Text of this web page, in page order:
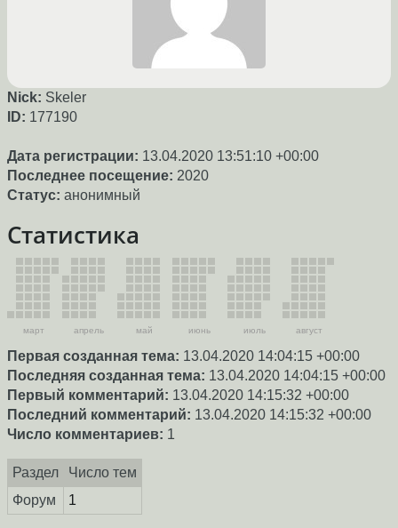
Nick: Skeler
ID: 177190
Дата регистрации: 13.04.2020 13:51:10 +00:00
Последнее посещение: 2020
Статус: анонимный
Статистика
март апрель май июнь июль август
Первая созданная тема: 13.04.2020 14:04:15 +00:00
Последняя созданная тема: 13.04.2020 14:04:15 +00:00
Первый комментарий: 13.04.2020 14:15:32 +00:00
Последний комментарий: 13.04.2020 14:15:32 +00:00
Число комментариев: 1
Раздел
Число тем
Форум
1